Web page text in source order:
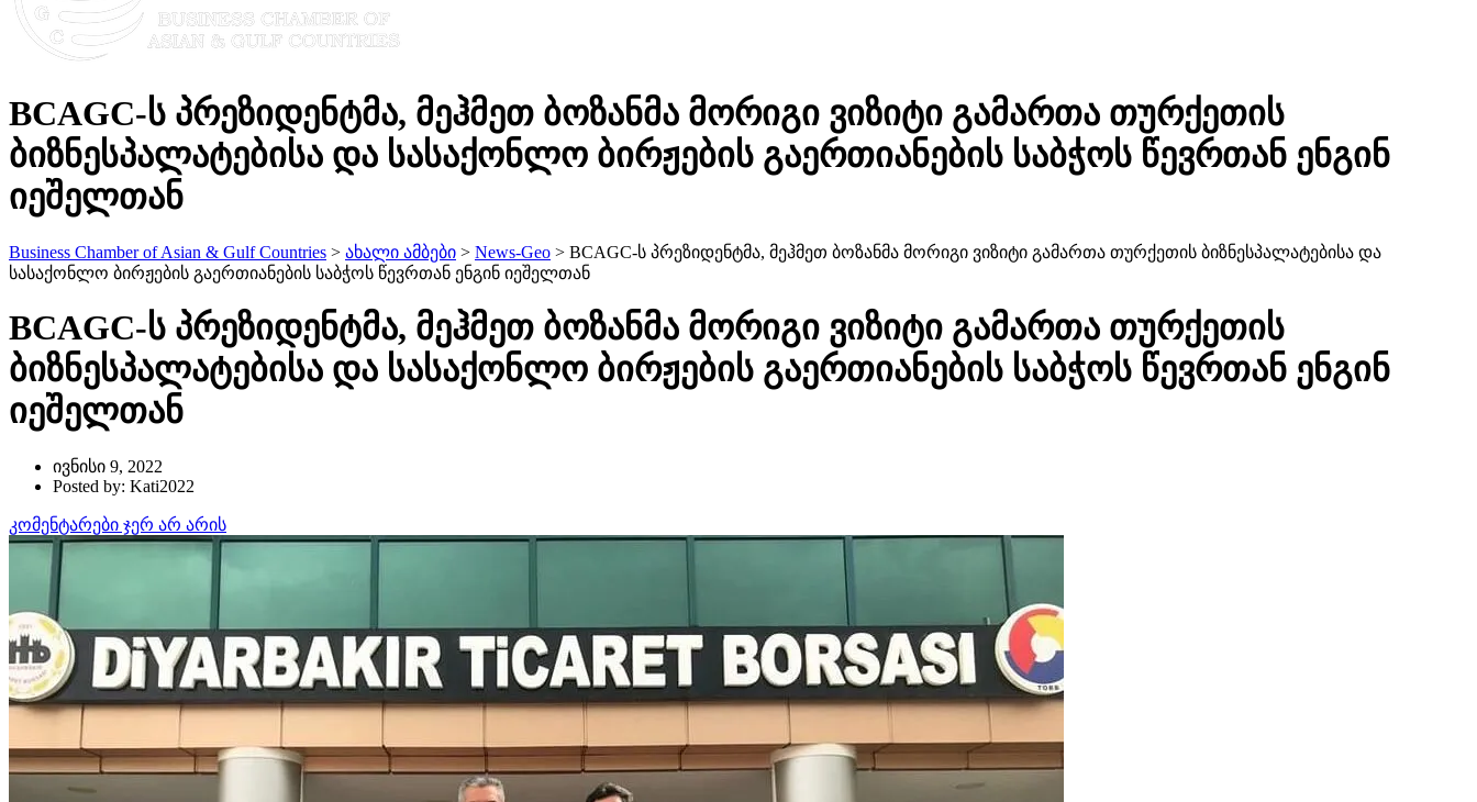
BCAGC-ს პრეზიდენტმა, მეჰმეთ ბოზანმა მორიგი ვიზიტი გამართა თურქეთის
ბიზნესპალატებისა და სასაქონლო ბირჟების გაერთიანების საბჭოს წევრთან ენგინ
იეშელთან
Business Chamber of Asian & Gulf Countries > ახალი ამბები > News-Geo > BCAGC-ს პრეზიდენტმა, მეჰმეთ ბოზანმა მორიგი ვიზიტი გამართა თურქეთის ბიზნესპალატებისა და
სასაქონლო ბირჟების გაერთიანების საბჭოს წევრთან ენგინ იეშელთან
BCAGC-ს პრეზიდენტმა, მეჰმეთ ბოზანმა მორიგი ვიზიტი გამართა თურქეთის
ბიზნესპალატებისა და სასაქონლო ბირჟების გაერთიანების საბჭოს წევრთან ენგინ
იეშელთან
ივნისი 9, 2022
Posted by: Kati2022
კომენტარები ჯერ არ არის